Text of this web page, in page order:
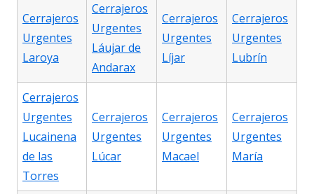
Cerrajeros
Urgentes
Laroya
Cerrajeros
Urgentes
Láujar de
Andarax
Cerrajeros
Urgentes
Líjar
Cerrajeros
Urgentes
Lubrín
Cerrajeros
Urgentes
Lucainena
de las
Torres
Cerrajeros
Urgentes
Lúcar
Cerrajeros
Urgentes
Macael
Cerrajeros
Urgentes
María